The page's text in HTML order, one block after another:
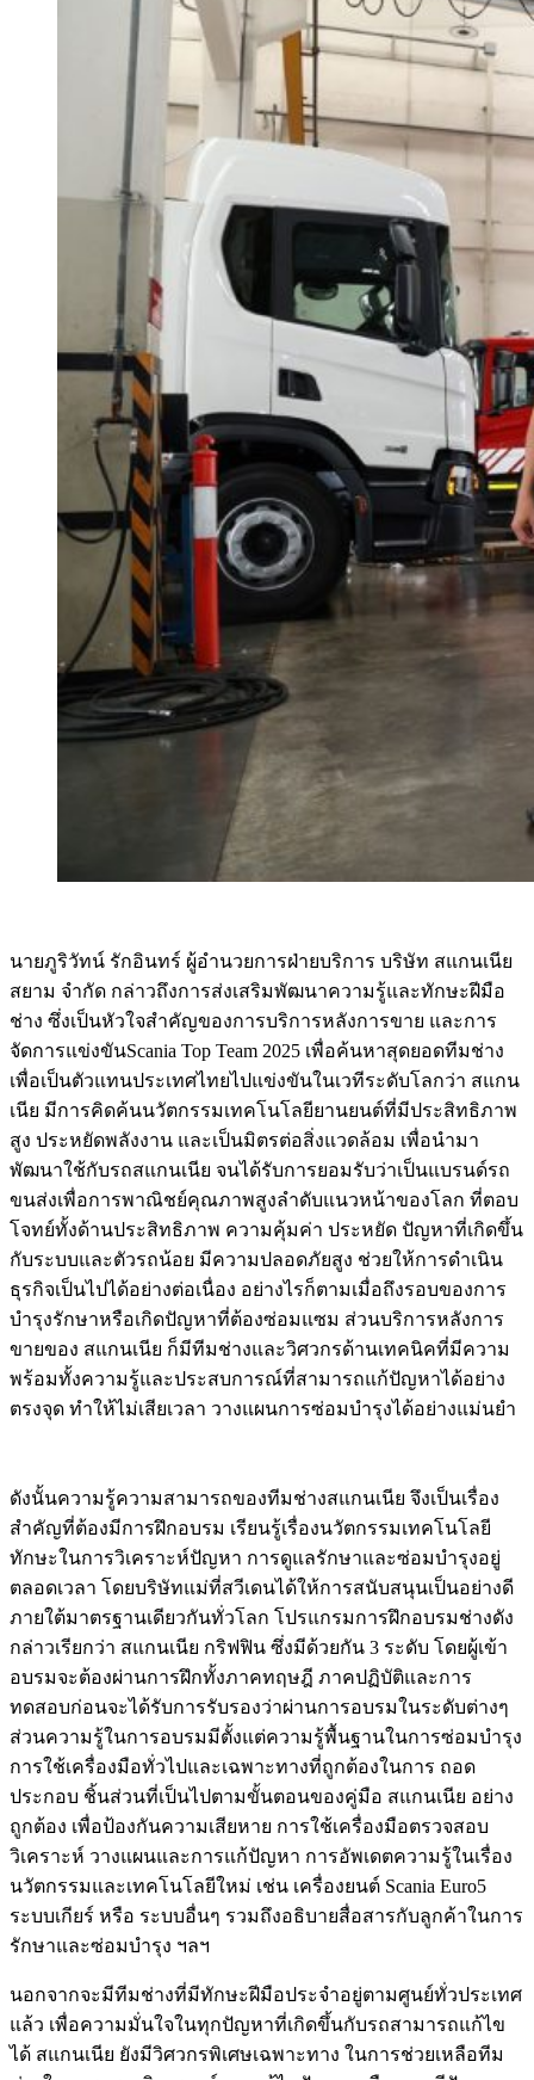
นายภูริวัทน์ รักอินทร์ ผู้อำนวยการฝ่ายบริการ บริษัท สแกนเนีย
สยาม จำกัด กล่าวถึงการส่งเสริมพัฒนาความรู้และทักษะฝีมือ
ช่าง ซึ่งเป็นหัวใจสำคัญของการบริการหลังการขาย และการ
จัดการแข่งขันScania Top Team 2025 เพื่อค้นหาสุดยอดทีมช่าง
เพื่อเป็นตัวแทนประเทศไทยไปแข่งขันในเวทีระดับโลกว่า สแกน
เนีย มีการคิดค้นนวัตกรรมเทคโนโลยียานยนต์ที่มีประสิทธิภาพ
สูง ประหยัดพลังงาน และเป็นมิตรต่อสิ่งแวดล้อม เพื่อนำมา
พัฒนาใช้กับรถสแกนเนีย จนได้รับการยอมรับว่าเป็นแบรนด์รถ
ขนส่งเพื่อการพาณิชย์คุณภาพสูงลำดับแนวหน้าของโลก ที่ตอบ
โจทย์ทั้งด้านประสิทธิภาพ ความคุ้มค่า ประหยัด ปัญหาที่เกิดขึ้น
กับระบบและตัวรถน้อย มีความปลอดภัยสูง ช่วยให้การดำเนิน
ธุรกิจเป็นไปได้อย่างต่อเนื่อง อย่างไรก็ตามเมื่อถึงรอบของการ
บำรุงรักษาหรือเกิดปัญหาที่ต้องซ่อมแซม ส่วนบริการหลังการ
ขายของ สแกนเนีย ก็มีทีมช่างและวิศวกรด้านเทคนิคที่มีความ
พร้อมทั้งความรู้และประสบการณ์ที่สามารถแก้ปัญหาได้อย่าง
ตรงจุด ทำให้ไม่เสียเวลา วางแผนการซ่อมบำรุงได้อย่างแม่นยำ
ดังนั้นความรู้ความสามารถของทีมช่างสแกนเนีย จึงเป็นเรื่อง
สำคัญที่ต้องมีการฝึกอบรม เรียนรู้เรื่องนวัตกรรมเทคโนโลยี
ทักษะในการวิเคราะห์ปัญหา การดูแลรักษาและซ่อมบำรุงอยู่
ตลอดเวลา โดยบริษัทแม่ที่สวีเดนได้ให้การสนับสนุนเป็นอย่างดี
ภายใต้มาตรฐานเดียวกันทั่วโลก โปรแกรมการฝึกอบรมช่างดัง
กล่าวเรียกว่า สแกนเนีย กริฟฟิน ซึ่งมีด้วยกัน 3 ระดับ โดยผู้เข้า
อบรมจะต้องผ่านการฝึกทั้งภาคทฤษฎี ภาคปฏิบัติและการ
ทดสอบก่อนจะได้รับการรับรองว่าผ่านการอบรมในระดับต่างๆ
ส่วนความรู้ในการอบรมมีตั้งแต่ความรู้พื้นฐานในการซ่อมบำรุง
การใช้เครื่องมือทั่วไปและเฉพาะทางที่ถูกต้องในการ ถอด
ประกอบ ชิ้นส่วนที่เป็นไปตามขั้นตอนของคู่มือ สแกนเนีย อย่าง
ถูกต้อง เพื่อป้องกันความเสียหาย การใช้เครื่องมือตรวจสอบ
วิเคราะห์ วางแผนและการแก้ปัญหา การอัพเดตความรู้ในเรื่อง
นวัตกรรมและเทคโนโลยีใหม่ เช่น เครื่องยนต์ Scania Euro5
ระบบเกียร์ หรือ ระบบอื่นๆ รวมถึงอธิบายสื่อสารกับลูกค้าในการ
รักษาและซ่อมบำรุง ฯลฯ
นอกจากจะมีทีมช่างที่มีทักษะฝีมือประจำอยู่ตามศูนย์ทั่วประเทศ
แล้ว เพื่อความมั่นใจในทุกปัญหาที่เกิดขึ้นกับรถสามารถแก้ไข
ได้ สแกนเนีย ยังมีวิศวกรพิเศษเฉพาะทาง ในการช่วยเหลือทีม